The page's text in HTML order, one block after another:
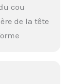
cou
de la tête